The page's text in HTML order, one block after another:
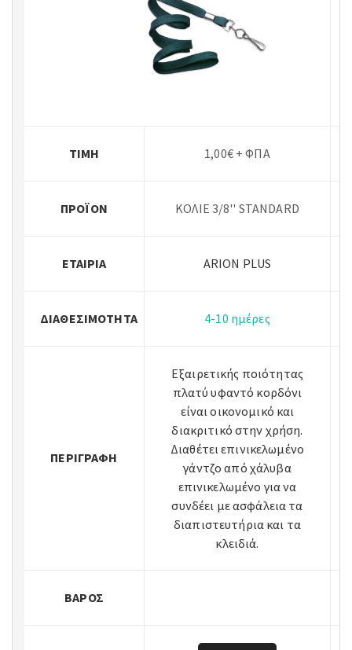
ΤΙΜΉ 1,00€ + ΦΠΑ
ΠΡΟΪΌΝ ΚΟΛΙΕ 3/8'' STANDARD
ΕΤΑΙΡΊΑ ARION PLUS
ΔΙΑΘΕΣΙΜΌΤΗΤΑ 4-10 ημέρες
ΠΕΡΙΓΡΑΦΉ
Εξαιρετικής ποιότητας
πλατύ υφαντό κορδόνι
είναι οικονομικό και
διακριτικό στην χρήση.
Διαθέτει επινικελωμένο
γάντζο από χάλυβα
επινικελωμένο για να
συνδέει με ασφάλεια τα
διαπιστευτήρια και τα
κλειδιά.
ΒΆΡΟΣ